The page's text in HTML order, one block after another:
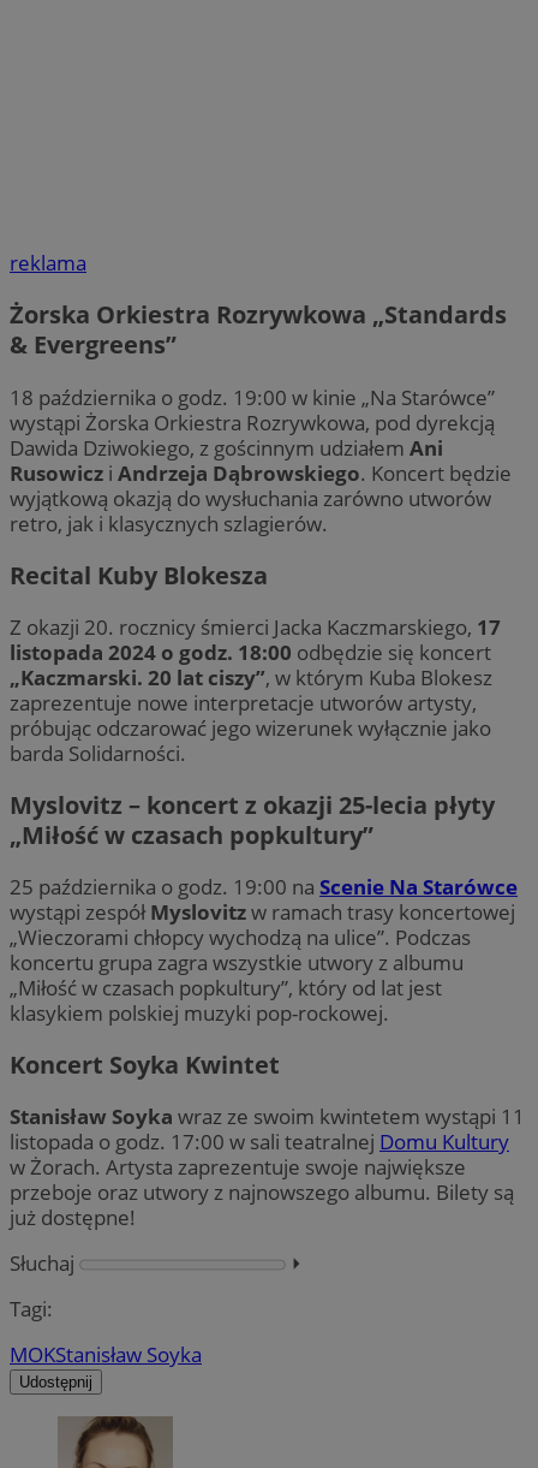
reklama
Żorska Orkiestra Rozrywkowa „Standards
& Evergreens”
18 października o godz. 19:00 w kinie „Na Starówce”
wystąpi Żorska Orkiestra Rozrywkowa, pod dyrekcją
Dawida Dziwokiego, z gościnnym udziałem Ani
Rusowicz i Andrzeja Dąbrowskiego. Koncert będzie
wyjątkową okazją do wysłuchania zarówno utworów
retro, jak i klasycznych szlagierów.
Recital Kuby Blokesza
Z okazji 20. rocznicy śmierci Jacka Kaczmarskiego, 17
listopada 2024 o godz. 18:00 odbędzie się koncert
„Kaczmarski. 20 lat ciszy”, w którym Kuba Blokesz
zaprezentuje nowe interpretacje utworów artysty,
próbując odczarować jego wizerunek wyłącznie jako
barda Solidarności.
Myslovitz – koncert z okazji 25-lecia płyty
„Miłość w czasach popkultury”
25 października o godz. 19:00 na Scenie Na Starówce
wystąpi zespółMyslovitzw ramach trasy koncertowej
„Wieczorami chłopcy wychodzą na ulice”. Podczas
koncertu grupa zagra wszystkie utwory z albumu
„Miłość w czasach popkultury”, który od lat jest
klasykiem polskiej muzyki pop-rockowej.
Koncert Soyka Kwintet
Stanisław Soyka wraz ze swoim kwintetem wystąpi 11
listopada o godz. 17:00 w sali teatralnej Domu Kultury
w Żorach. Artysta zaprezentuje swoje największe
przeboje oraz utwory z najnowszego albumu. Bilety są
już dostępne!
Słuchaj
⏵︎
Tagi:
MOKStanisław Soyka
Udostępnij